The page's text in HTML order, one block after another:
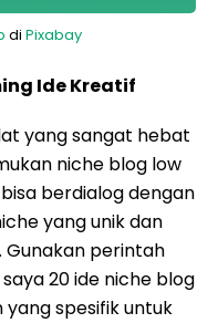
di Pixabay
Ide Kreatif
yang sangat hebat
niche blog low
berdialog dengan
yang unik dan
perintah
20 ide niche blog
spesifik untuk